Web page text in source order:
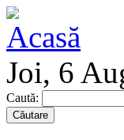
Joi, 6
Caută: